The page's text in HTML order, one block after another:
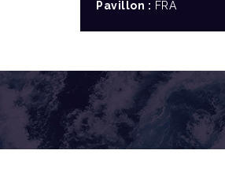
Pavillon : FRA